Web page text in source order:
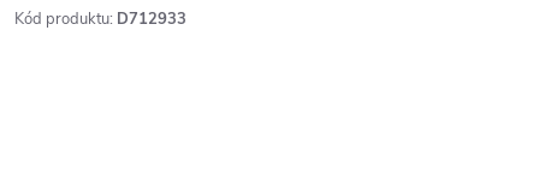
Kód produktu: D712933